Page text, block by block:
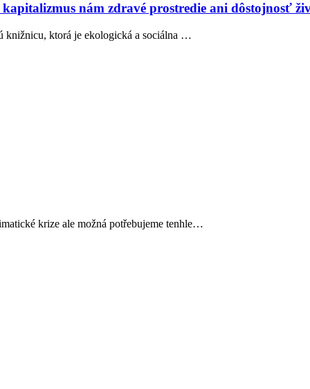
nám zdravé prostredie ani dôstojnosť
knižnicu, ktorá je ekologická a sociálna …
krize ale možná potřebujeme tenhle…